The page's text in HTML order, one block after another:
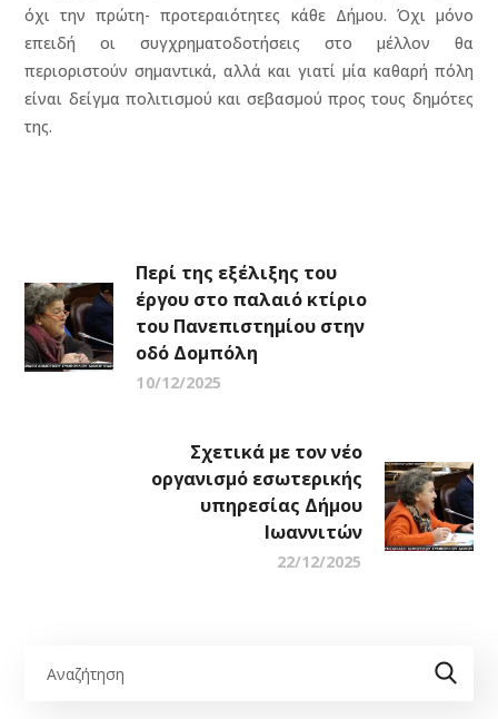
όχι την πρώτη- προτεραιότητες κάθε Δήμου. Όχι μόνο
επειδή οι συγχρηματοδοτήσεις στο μέλλον θα
περιοριστούν σημαντικά, αλλά και γιατί μία καθαρή πόλη
είναι δείγμα πολιτισμού και σεβασμού προς τους δημότες
της.
Περί της εξέλιξης του
έργου στο παλαιό κτίριο
του Πανεπιστημίου στην
οδό Δομπόλη
10/12/2025
Σχετικά με τον νέο
οργανισμό εσωτερικής
υπηρεσίας Δήμου
Ιωαννιτών
22/12/2025